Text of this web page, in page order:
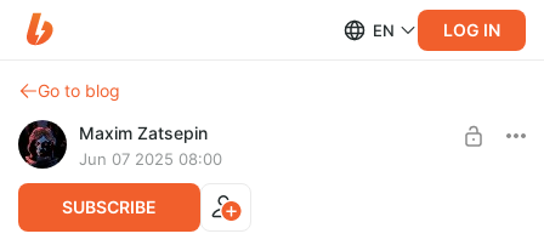
EN LOG IN
Go to blog
Maxim Zatsepin
Jun 07 2025 08:00
SUBSCRIBE